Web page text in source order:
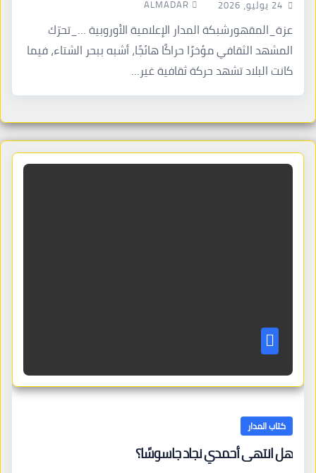
24 يوليو، 2026 ALMADAR
عزة_المقهورشبكة المدار الإعلامية الأوروبية …_تحرّك
المشهد الثقافي مؤخرًا حراكًا هائجًا، أشبه ببحر الشتاء، فيما
كانت البلاد تشهد حركة ثقافية غير…
كتاب المدار
هل انتهى أحمدي نجاد جاسوسًا؟